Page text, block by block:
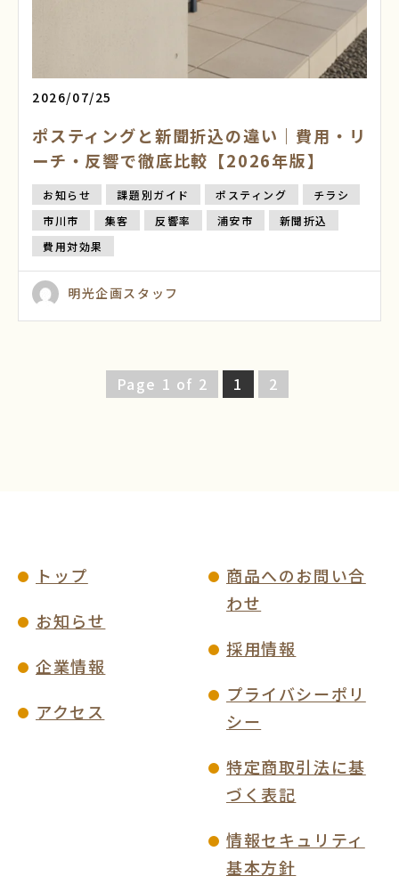
2026/07/25
ポスティングと新聞折込の違い｜費用・リ
ーチ・反響で徹底比較【2026年版】
お知らせ 課題別ガイド ポスティング
チラシ
市川市
集客 反響率 浦安市
新聞折込
費用対効果
明光企画スタッフ
Page 1 of 2 1 2
トップ
お知らせ
企業情報
アクセス
商品へのお問い合
わせ
採用情報
プライバシーポリ
シー
特定商取引法に基
づく表記
情報セキュリティ
基本方針